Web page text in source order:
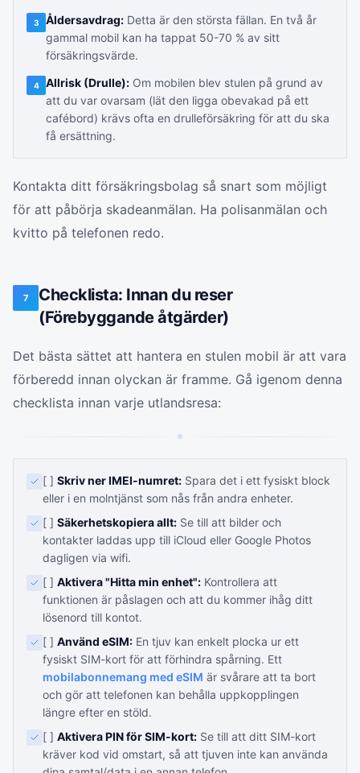
3 Åldersavdrag: Detta är den största fällan. En två år
gammal mobil kan ha tappat 50-70 % av sitt
försäkringsvärde.
4 Allrisk (Drulle): Om mobilen blev stulen på grund av
att du var ovarsam (lät den ligga obevakad på ett
cafébord) krävs ofta en drulleförsäkring för att du ska
få ersättning.
Kontakta ditt försäkringsbolag så snart som möjligt
för att påbörja skadeanmälan. Ha polisanmälan och
kvitto på telefonen redo.
7
Checklista: Innan du reser
(Förebyggande åtgärder)
Det bästa sättet att hantera en stulen mobil är att vara
förberedd innan olyckan är framme. Gå igenom denna
checklista innan varje utlandsresa:
[ ] Skriv ner IMEI-numret: Spara det i ett fysiskt block
eller i en molntjänst som nås från andra enheter.
[ ] Säkerhetskopiera allt: Se till att bilder och
kontakter laddas upp till iCloud eller Google Photos
dagligen via wifi.
[ ] Aktivera "Hitta min enhet": Kontrollera att
funktionen är påslagen och att du kommer ihåg ditt
lösenord till kontot.
[ ] Använd eSIM: En tjuv kan enkelt plocka ur ett
fysiskt SIM-kort för att förhindra spårning. Ett
mobilabonnemang med eSIM är svårare att ta bort
och gör att telefonen kan behålla uppkopplingen
längre efter en stöld.
[ ] Aktivera PIN för SIM-kort: Se till att ditt SIM-kort
kräver kod vid omstart, så att tjuven inte kan använda